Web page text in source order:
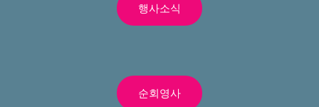
행사소식
순회영사